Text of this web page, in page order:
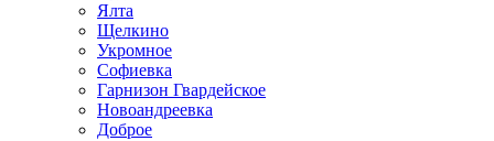
Ялта
Щелкино
Укромное
Софиевка
Гарнизон Гвардейское
Новоандреевка
Доброе